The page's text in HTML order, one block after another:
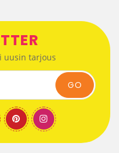
uusin tarjous
GO